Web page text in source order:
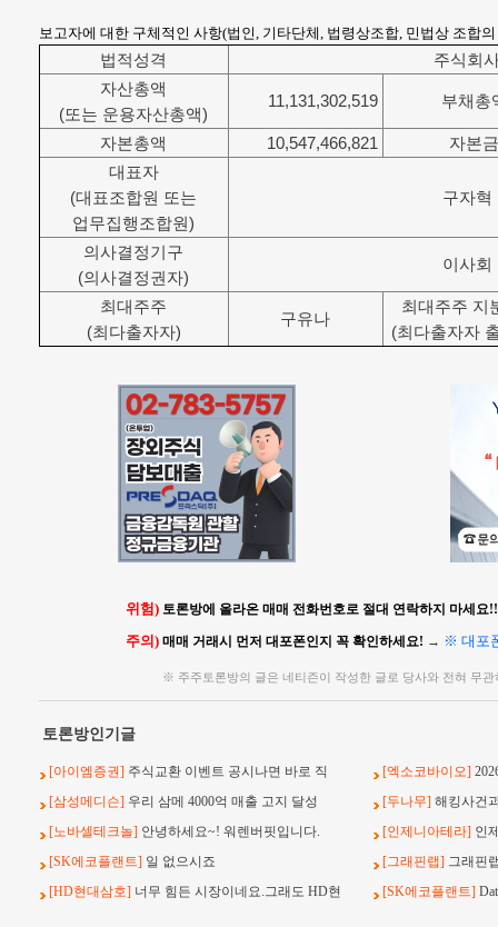
보고자에 대한 구체적인 사항(법인, 기타단체, 법령상조합, 민법상 조합
법적성격
주식회
자산총액
(또는 운용자산총액)
11,131,302,519 부채총
자본총액 10,547,466,821
자본금
대표자
(대표조합원 또는
업무집행조합원)
구자혁
의사결정기구
(의사결정권자)
이사회
최대주주
(최다출자자)
구유나
최대주주 지
(최다출자자
위험) 토론방에 올라온 매매 전화번호로 절대 연락하지 마세요
주의) 매매 거래시 먼저 대포폰인지 꼭 확인하세요! → ※ 대포
※ 주주토론방의 글은 네티즌이 작성한 글로 당사와 전혀 무
토론방인기글
[아이엠증권] 주식교환 이벤트 공시나면 바로 직 [엑소코바이오]
[삼성메디슨] 우리 삼메 4000억 매출 고지 달성 [두나무] 해킹사건
[노바셀테크놀] 안녕하세요~! 워렌버핏입니다. [인제니아테라] 인
[SK에코플랜트] 일 없으시죠 [그래핀랩] 그래핀
[HD현대삼호] 너무 힘든 시장이네요.그래도 HD현 [SK에코플랜트]